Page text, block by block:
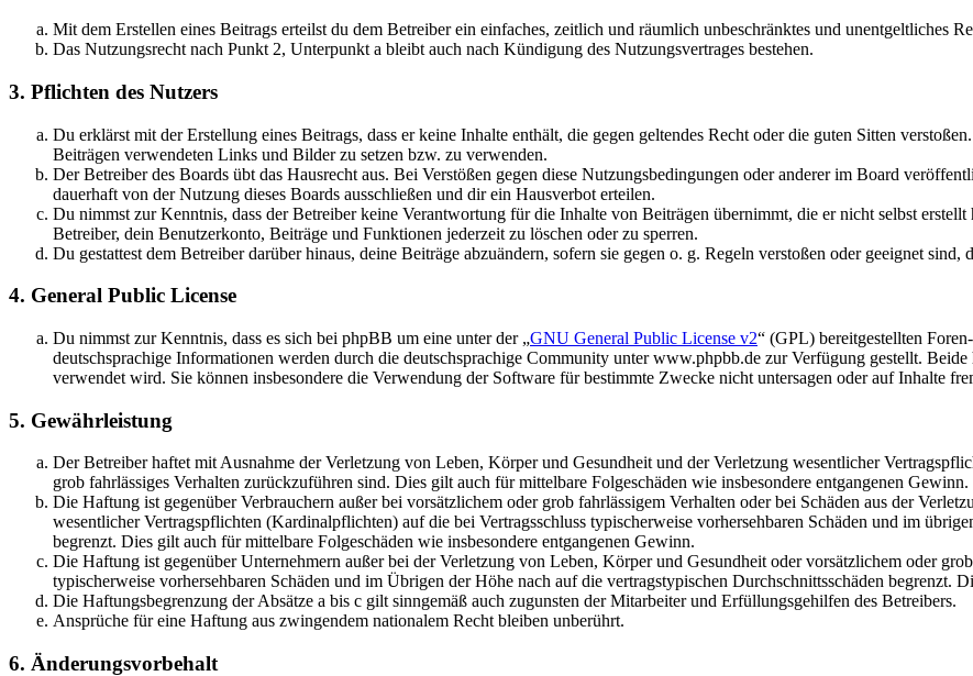
Mit dem Erstellen eines Beitrags erteilst du dem Betreiber ein einfaches, zeitlich und räumlich unbeschränktes und unentgeltliches
Das Nutzungsrecht nach Punkt 2, Unterpunkt a bleibt auch nach Kündigung des Nutzungsvertrages bestehen.
3. Pflichten des Nutzers
Du erklärst mit der Erstellung eines Beitrags, dass er keine Inhalte enthält, die gegen geltendes Recht oder die guten Sitten
Beiträgen verwendeten Links und Bilder zu setzen bzw. zu verwenden.
Der Betreiber des Boards übt das Hausrecht aus. Bei Verstößen gegen diese Nutzungsbedingungen oder anderer im Board
dauerhaft von der Nutzung dieses Boards ausschließen und dir ein Hausverbot erteilen.
Du nimmst zur Kenntnis, dass der Betreiber keine Verantwortung für die Inhalte von Beiträgen übernimmt, die er nicht selbst
Betreiber, dein Benutzerkonto, Beiträge und Funktionen jederzeit zu löschen oder zu sperren.
Du gestattest dem Betreiber darüber hinaus, deine Beiträge abzuändern, sofern sie gegen o. g. Regeln verstoßen oder geeignet
4. General Public License
Du nimmst zur Kenntnis, dass es sich bei phpBB um eine unter der „GNU General Public License v2“ (GPL) bereitgestellten
deutschsprachige Informationen werden durch die deutschsprachige Community unter www.phpbb.de zur Verfügung gestellt.
verwendet wird. Sie können insbesondere die Verwendung der Software für bestimmte Zwecke nicht untersagen oder auf Inhalte
5. Gewährleistung
Der Betreiber haftet mit Ausnahme der Verletzung von Leben, Körper und Gesundheit und der Verletzung wesentlicher
grob fahrlässiges Verhalten zurückzuführen sind. Dies gilt auch für mittelbare Folgeschäden wie insbesondere entgangenen Gewinn.
Die Haftung ist gegenüber Verbrauchern außer bei vorsätzlichem oder grob fahrlässigem Verhalten oder bei Schäden aus der
wesentlicher Vertragspflichten (Kardinalpflichten) auf die bei Vertragsschluss typischerweise vorhersehbaren Schäden und im
begrenzt. Dies gilt auch für mittelbare Folgeschäden wie insbesondere entgangenen Gewinn.
Die Haftung ist gegenüber Unternehmern außer bei der Verletzung von Leben, Körper und Gesundheit oder vorsätzlichem oder
typischerweise vorhersehbaren Schäden und im Übrigen der Höhe nach auf die vertragstypischen Durchschnittsschäden begrenzt.
Die Haftungsbegrenzung der Absätze a bis c gilt sinngemäß auch zugunsten der Mitarbeiter und Erfüllungsgehilfen des Betreibers.
Ansprüche für eine Haftung aus zwingendem nationalem Recht bleiben unberührt.
6. Änderungsvorbehalt